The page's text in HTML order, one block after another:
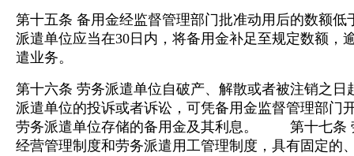
第十五条 备用金经监督管理部门批准动用后的数额低
派遣单位应当在30日内，将备用金补足至规定数额，
遣业务。
第十六条 劳务派遣单位自破产、解散或者被注销之日
派遣单位的投诉或者诉讼，可凭备用金监督管理部门
劳务派遣单位存储的备用金及其利息。 第十七条
经营管理制度和劳务派遣用工管理制度，具有固定的